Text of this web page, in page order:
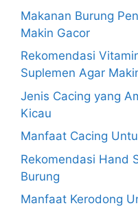
Makanan Burung
Makin Gacor
Rekomendasi
Suplemen Agar
Jenis Cacing yang
Kicau
Manfaat Cacing
Rekomendasi Hand
Burung
Manfaat Kerodong